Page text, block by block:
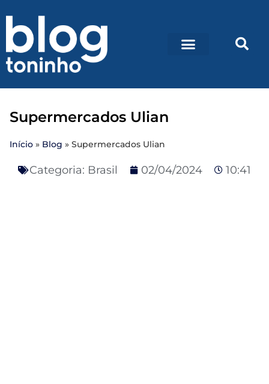
Supermercados Ulian
Início » Blog » Supermercados Ulian
Categoria: Brasil 02/04/2024 10:41